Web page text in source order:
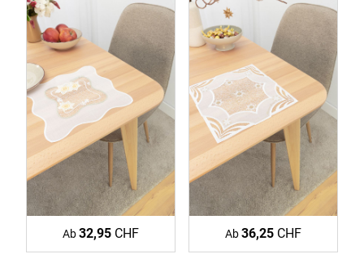
Ab32,95 CHF Ab36,25 CHF